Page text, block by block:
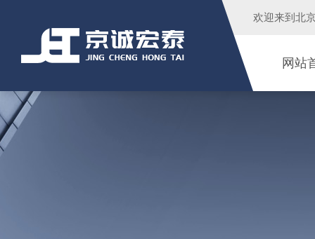
欢迎来到 北
网站